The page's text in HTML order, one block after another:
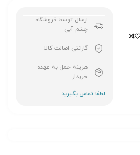
ارسال توسط فروشگاه
چشم آبی
گارانتی اصالت کالا
هزینه حمل به عهده
خریدار